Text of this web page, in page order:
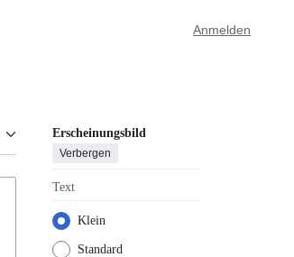
Anmelden
Erscheinungsbild
Verbergen
Text
Klein
Standard